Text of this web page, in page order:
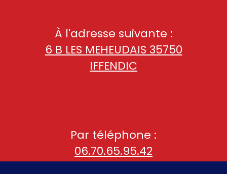
À l'adresse suivante :
6 B LES MEHEUDAIS 35750
IFFENDIC
Par téléphone :
06.70.65.95.42